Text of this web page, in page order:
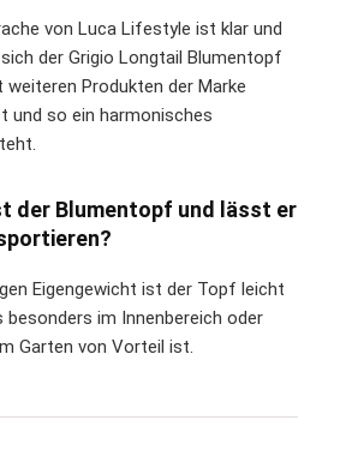
von Luca Lifestyle ist klar und
der Grigio Longtail Blumentopf
weiteren Produkten der Marke
und so ein harmonisches
der Blumentopf und lässt er
Eigengewicht ist der Topf leicht
besonders im Innenbereich oder
Garten von Vorteil ist.